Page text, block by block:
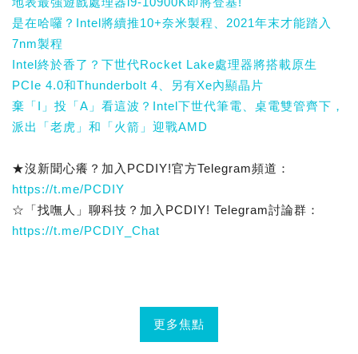
是在哈囉？Intel將續推10+奈米製程、2021年末才能踏入
7nm製程
Intel終於香了？下世代Rocket Lake處理器將搭載原生
PCIe 4.0和Thunderbolt 4、另有Xe內顯晶片
棄「I」投「A」看這波？Intel下世代筆電、桌電雙管齊下，
派出「老虎」和「火箭」迎戰AMD
★沒新聞心癢？加入PCDIY!官方Telegram頻道：
https://t.me/PCDIY
☆「找嘸人」聊科技？加入PCDIY! Telegram討論群：
https://t.me/PCDIY_Chat
更多焦點